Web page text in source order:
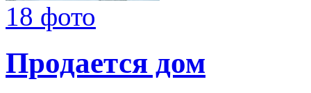
18 фото
Продается дом